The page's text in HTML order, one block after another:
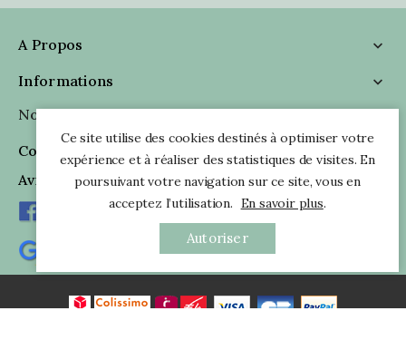
A Propos

Informations

Nous Suivre

Coordonnées
Avis Clients
Ce site utilise des cookies destinés à optimiser votre
expérience et à réaliser des statistiques de visites. En
poursuivant votre navigation sur ce site, vous en
acceptez l’utilisation. En savoir plus.
Autoriser